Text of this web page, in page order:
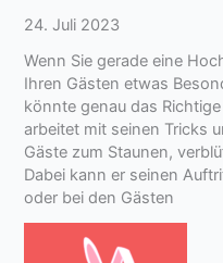
24. Juli 2023
Wenn Sie gerade eine
Ihren Gästen etwas
könnte genau das
arbeitet mit seinen Tricks
Gäste zum Staunen,
Dabei kann er seinen
oder bei den Gästen